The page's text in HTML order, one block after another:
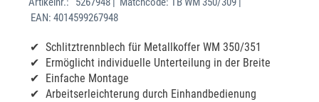
EAN: 4014599267948
Schlitztrennblech für Metallkoffer WM 350/351
Ermöglicht individuelle Unterteilung in der Breite
Einfache Montage
Arbeitserleichterung durch Einhandbedienung